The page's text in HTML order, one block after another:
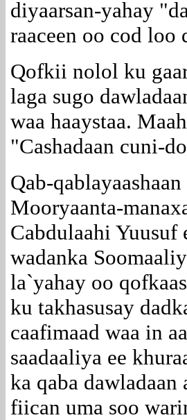
diyaarsan-yahay
raaceen oo cod loo
Qofkii nolol ku
laga sugo
waa haaystaa.
"Cashadaan cuni-
Qab-
Mooryaanta-
Cabdulaahi Yuusuf
wadanka
la`yahay oo
ku takhasusay
caafimaad waa in
saadaaliya ee
ka qaba
fiican uma soo